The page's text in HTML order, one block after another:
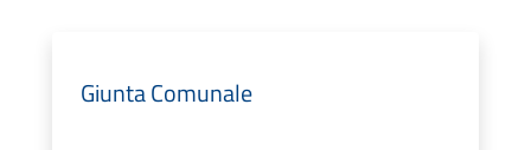
Giunta Comunale